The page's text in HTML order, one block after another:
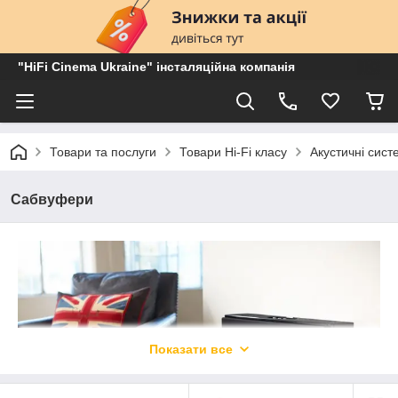
"HiFi Cinema Ukraine" інсталяційна компанія
Товари та послуги Товари Hi-Fi класу Акустичні
Сабвуфери
Показати все